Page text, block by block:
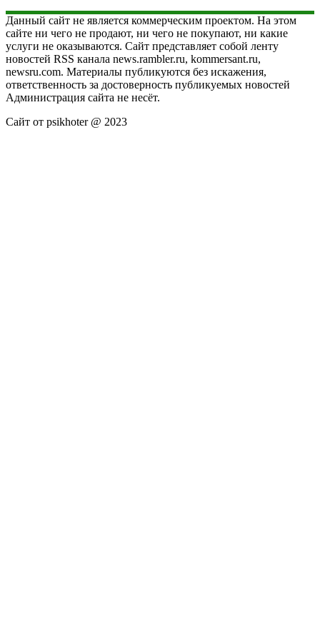
Данный сайт не является коммерческим проектом. На этом
сайте ни чего не продают, ни чего не покупают, ни какие
услуги не оказываются. Сайт представляет собой ленту
новостей RSS канала news.rambler.ru, kommersant.ru,
newsru.com. Материалы публикуются без искажения,
ответственность за достоверность публикуемых новостей
Администрация сайта не несёт.
Сайт от psikhoter @ 2023